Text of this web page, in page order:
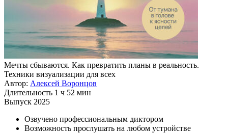
Мечты сбываются. Как превратить планы в реальность.
Техники визуализации для всех
Автор: Алексей Воронцов
Длительность 1 ч 52 мин
Выпуск 2025
Озвучено профессиональным диктором
Возможность прослушать на любом устройстве